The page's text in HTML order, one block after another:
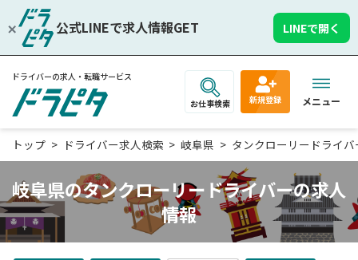
公式LINEで求人情報GET LINEで開く
ドライバーの求人・転職サービス
お仕事検索 新規登録 メニュー
トップ ドライバー求人検索 岐阜県 タンクローリードライバ
岐阜県のタンクローリードライバーの求人
情報